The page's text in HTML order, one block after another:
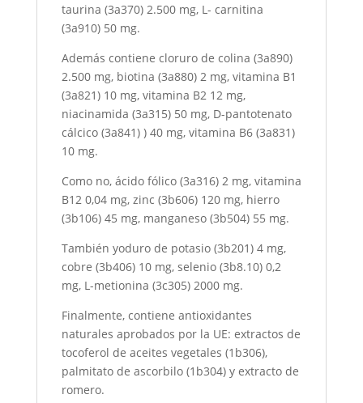
taurina (3a370) 2.500 mg, L- carnitina
(3a910) 50 mg.
Además contiene cloruro de colina (3a890)
2.500 mg, biotina (3a880) 2 mg, vitamina B1
(3a821) 10 mg, vitamina B2 12 mg,
niacinamida (3a315) 50 mg, D-pantotenato
cálcico (3a841) ) 40 mg, vitamina B6 (3a831)
10 mg.
Como no, ácido fólico (3a316) 2 mg, vitamina
B12 0,04 mg, zinc (3b606) 120 mg, hierro
(3b106) 45 mg, manganeso (3b504) 55 mg.
También yoduro de potasio (3b201) 4 mg,
cobre (3b406) 10 mg, selenio (3b8.10) 0,2
mg, L-metionina (3c305) 2000 mg.
Finalmente, contiene antioxidantes
naturales aprobados por la UE: extractos de
tocoferol de aceites vegetales (1b306),
palmitato de ascorbilo (1b304) y extracto de
romero.